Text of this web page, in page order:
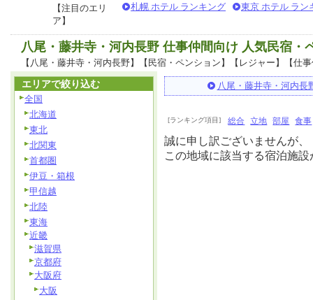
【注目のエリ
ア】
札幌 ホテル ランキング 東京 ホテル ラン
八尾・藤井寺・河内長野 仕事仲間向け 人気民宿
【八尾・藤井寺・河内長野】【民宿・ペンション】【レジャー】【仕
八尾・藤井寺・河内長
[ランキング項目] 総合 立地 部屋 食事
誠に申し訳ございませんが、
この地域に該当する宿泊施
エリアで絞り込む
全国
北海道
東北
北関東
首都圏
伊豆・箱根
甲信越
北陸
東海
近畿
滋賀県
京都府
大阪府
大阪